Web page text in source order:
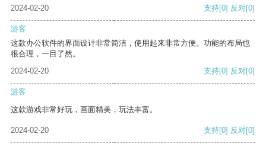
2024-02-20 支持[0] 反对[0]
游客
这款办公软件的界面设计非常简洁，使用起来非常方便。功能的布局也
很合理，一目了然。
2024-02-20
支持[0] 反对[0]
游客
这款游戏非常好玩，画面精美，玩法丰富。
2024-02-20 支持[0] 反对[0]